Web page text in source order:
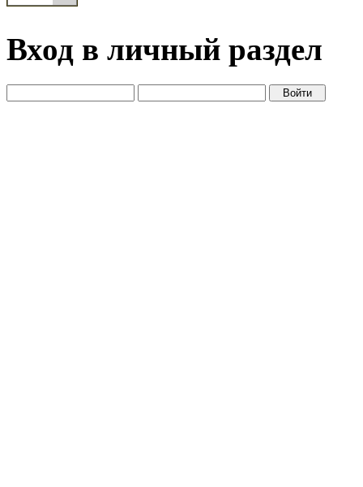
Вход в личный раздел